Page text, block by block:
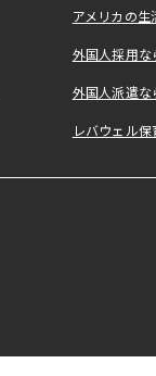
アメリカの
外国人採用
外国人派遣な
レバウェル